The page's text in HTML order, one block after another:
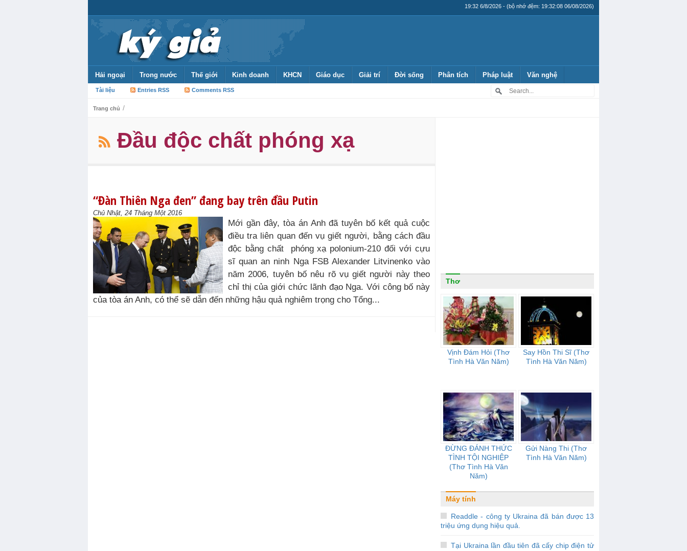
19:32 6/8/2026 - (bộ nhớ đệm: 19:32:08 06/08/2026)
Hải ngoại Trong nước Thế giới Kinh doanh KHCN Giáo dục Giải trí Đời sống Phân tích Pháp luật Văn nghệ
Tài liệu Entries RSS Comments RSS
Trang chủ /
Đầu độc chất phóng xạ
“Đàn Thiên Nga đen” đang bay trên đầu Putin
Chủ Nhật, 24 Tháng Một 2016
Mới gần đây, tòa án Anh đã tuyên bố kết quả cuộc
điều tra liên quan đến vụ giết người, bằng cách đầu
độc bằng chất phóng xạ polonium-210 đối với cựu
sĩ quan an ninh Nga FSB Alexander Litvinenko vào
năm 2006, tuyên bố nêu rõ vụ giết người này theo
chỉ thị của giới chức lãnh đạo Nga. Với công bố này
của tòa án Anh, có thể sẽ dẫn đến những hậu quả nghiêm trọng cho Tổng...
Thơ
Vịnh Đám Hỏi (Thơ
Tình Hà Văn Năm)
Say Hồn Thi Sĩ (Thơ
Tình Hà Văn Năm)
ĐỪNG ĐÁNH THỨC
TÌNH TỘI NGHIỆP
(Thơ Tình Hà Văn
Năm)
Gửi Nàng Thi (Thơ
Tình Hà Văn Năm)
Máy tính
Readdle - công ty Ukraina đã bán được 13
triệu ứng dụng hiệu quả.
Tại Ukraina lần đầu tiên đã cấy chip điện tử